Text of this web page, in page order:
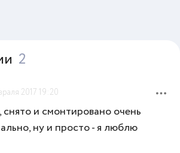
2
2017 19:20
снято и смонтировано очень
ну и просто - я люблю